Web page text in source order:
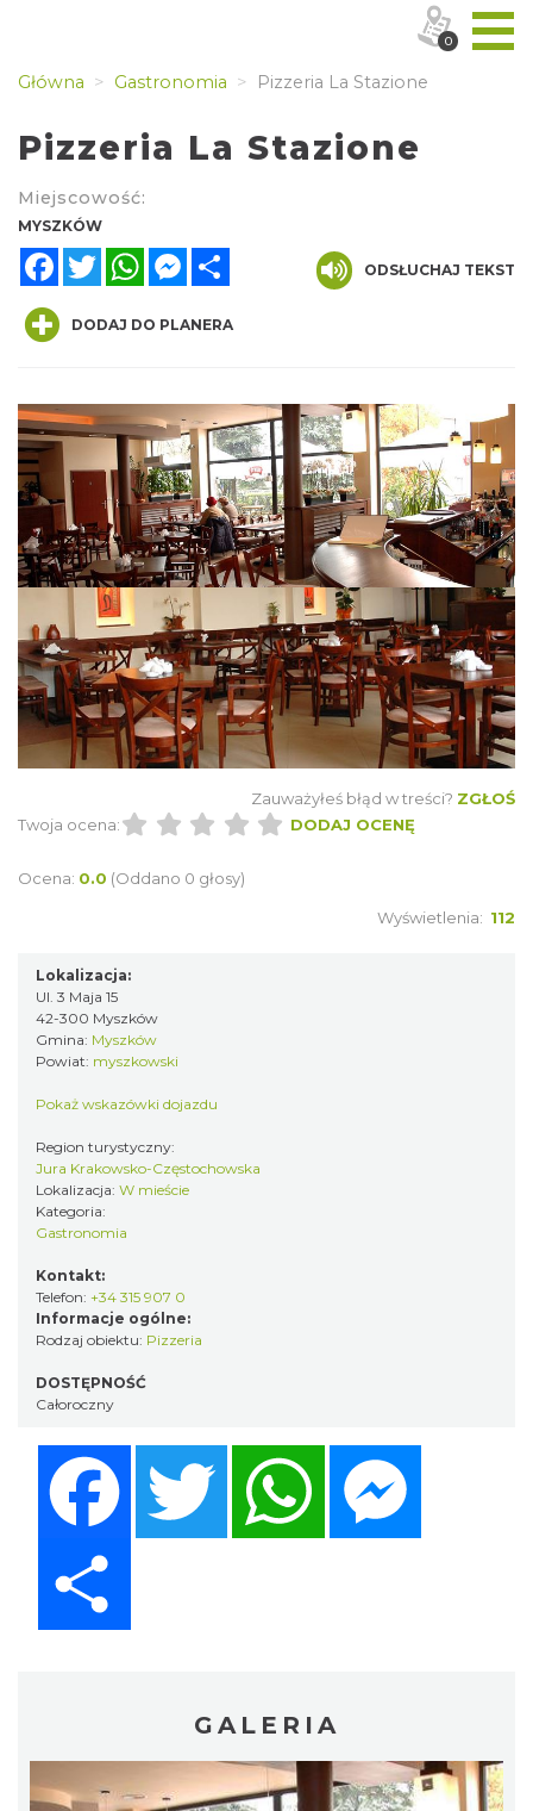
Główna Gastronomia Pizzeria La Stazione
Pizzeria La Stazione
Miejscowość:
MYSZKÓW
FacebookTwitterWhatsAppMessenger
ODSŁUCHAJ TEKST
DODAJ DO PLANERA
Zauważyłeś błąd w treści? ZGŁOŚ
Twoja ocena:
DODAJ OCENĘ
Ocena: 0.0 (Oddano 0 głosy)
Wyświetlenia: 112
Lokalizacja:
Ul. 3 Maja 15
42-300 Myszków
Gmina: Myszków
Powiat: myszkowski
Pokaż wskazówki dojazdu
Region turystyczny:
Jura Krakowsko-Częstochowska
Lokalizacja: W mieście
Kategoria:
Gastronomia
Kontakt:
Telefon: +34 315 907 0
Informacje ogólne:
Rodzaj obiektu: Pizzeria
DOSTĘPNOŚĆ
Całoroczny
Twitter WhatsApp
GALERIA
0